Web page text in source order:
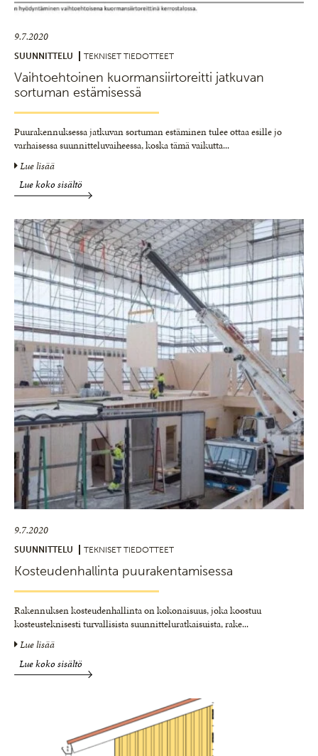
9.7.2020
SUUNNITTELU TEKNISET TIEDOTTEET
Vaihtoehtoinen kuormansiirtoreitti jatkuvan
sortuman estämisessä
Puurakennuksessa jatkuvan sortuman estäminen tulee ottaa esille jo
varhaisessa suunnitteluvaiheessa, koska tämä vaikutta...
Lue lisää
Lue koko sisältö
9.7.2020
SUUNNITTELU TEKNISET TIEDOTTEET
Kosteudenhallinta puurakentamisessa
Rakennuksen kosteudenhallinta on kokonaisuus, joka koostuu
kosteusteknisesti turvallisista suunnitteluratkaisuista, rake...
Lue lisää
Lue koko sisältö